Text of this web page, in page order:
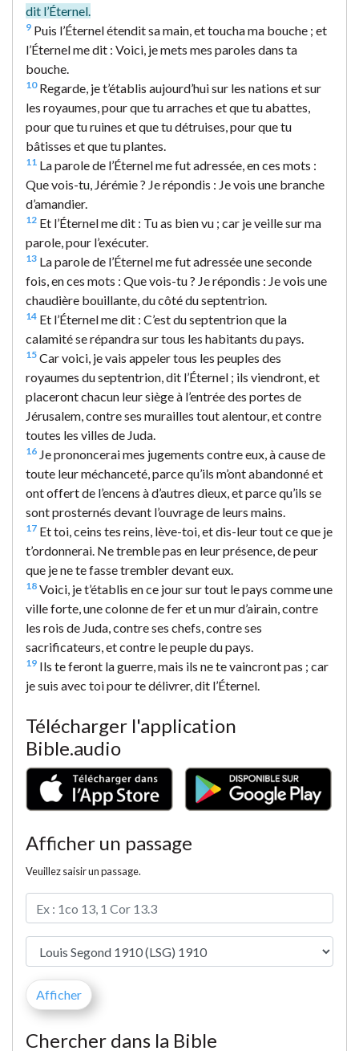
dit l’Éternel.
9 Puis l’Éternel étendit sa main, et toucha ma bouche ; et
l’Éternel me dit : Voici, je mets mes paroles dans ta
bouche.
10Regarde, je t’établis aujourd’hui sur les nations et sur
les royaumes, pour que tu arraches et que tu abattes,
pour que tu ruines et que tu détruises, pour que tu
bâtisses et que tu plantes.
11 La parole de l’Éternel me fut adressée, en ces mots :
Que vois-tu, Jérémie ? Je répondis : Je vois une branche
d’amandier.
12 Et l’Éternel me dit : Tu as bien vu ; car je veille sur ma
parole, pour l’exécuter.
13 La parole de l’Éternel me fut adressée une seconde
fois, en ces mots : Que vois-tu ? Je répondis : Je vois une
chaudière bouillante, du côté du septentrion.
14 Et l’Éternel me dit : C’est du septentrion que la
calamité se répandra sur tous les habitants du pays.
15 Car voici, je vais appeler tous les peuples des
royaumes du septentrion, dit l’Éternel ; ils viendront, et
placeront chacun leur siège à l’entrée des portes de
Jérusalem, contre ses murailles tout alentour, et contre
toutes les villes de Juda.
16 Je prononcerai mes jugements contre eux, à cause de
toute leur méchanceté, parce qu’ils m’ont abandonné et
ont offert de l’encens à d’autres dieux, et parce qu’ils se
sont prosternés devant l’ouvrage de leurs mains.
17 Et toi, ceins tes reins, lève-toi, et dis-leur tout ce que je
t’ordonnerai. Ne tremble pas en leur présence, de peur
que je ne te fasse trembler devant eux.
18 Voici, je t’établis en ce jour sur tout le pays comme une
ville forte, une colonne de fer et un mur d’airain, contre
les rois de Juda, contre ses chefs, contre ses
sacrificateurs, et contre le peuple du pays.
19 Ils te feront la guerre, mais ils ne te vaincront pas ; car
je suis avec toi pour te délivrer, dit l’Éternel.
Télécharger l'application
Bible.audio
Afficher un passage
Veuillez saisir un passage.
Chercher dans la Bible